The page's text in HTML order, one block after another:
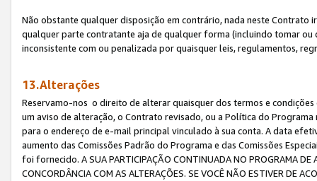
Não obstante qualquer disposição em contrário, nada neste
qualquer parte contratante aja de qualquer forma (incluindo tomar ou
inconsistente com ou penalizada por quaisquer leis, regulamentos,
13.Alterações
Reservamo-nos o direito de alterar quaisquer dos termos e
um aviso de alteração, o Contrato revisado, ou a Política do
para o endereço de e-mail principal vinculado à sua conta. A data
aumento das Comissões Padrão do Programa e das Comissões
foi fornecido. A SUA PARTICIPAÇÃO CONTINUADA NO PROGRAMA DE
CONCORDÂNCIA COM AS ALTERAÇÕES. SE VOCÊ NÃO ESTIVER DE